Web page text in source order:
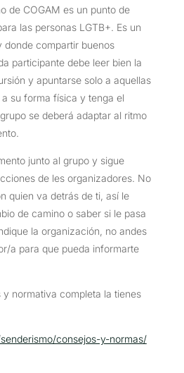
de COGAM es un punto de
las personas LGTB+. Es un
donde compartir buenos
participante debe leer bien la
y apuntarse solo a aquellas
su forma física y tenga el
se deberá adaptar al ritmo
junto al grupo y sigue
de les organizadores. No
quien va detrás de ti, así le
de camino o saber si le pasa
la organización, no andes
a para que pueda informarte
normativa completa la tienes
consejos-y-normas/